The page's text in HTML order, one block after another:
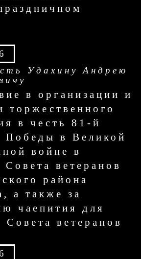
Удахину Андрею
в организации и
торжественного
в честь 81-й
Победы в Великой
войне в
ветеранов
района
а также за
чаепития для
Совета ветеранов